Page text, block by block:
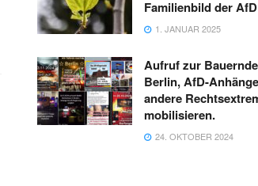
Familienbild der AfD
1. JANUAR 2025
Aufruf zur
Berlin, AfD-
andere
mobilisieren.
24. OKTOBER 2024